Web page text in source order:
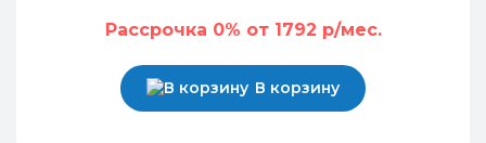
Рассрочка 0% от 1792 р/мес.
В корзину